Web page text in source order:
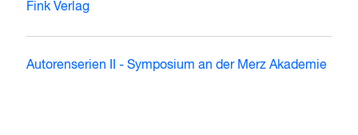
Fink Verlag
Autorenserien II - Symposium an der Merz Akademie